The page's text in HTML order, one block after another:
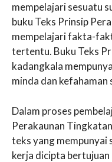
mempelajari sesuatu
buku Teks Prinsip
mempelajari fakta-
tertentu. Buku Teks
kadangkala
minda dan kefahaman
Dalam proses
Perakaunan
teks yang mempunyai
kerja dicipta